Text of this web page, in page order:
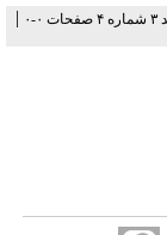
۰-۰ |